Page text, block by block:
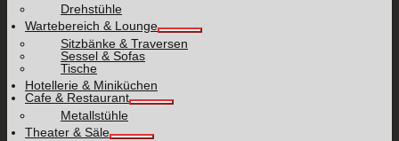
Drehstühle
Wartebereich & Lounge
Sitzbänke & Traversen
Sessel & Sofas
Tische
Hotellerie & Miniküchen
Cafe & Restaurant
Metallstühle
Theater & Säle